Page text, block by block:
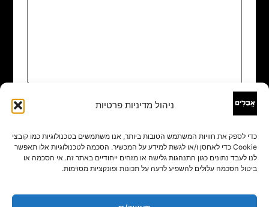
ניהול מדיניות פרטיות
כדי לספק את חוויות המשתמש הטובות ביותר, אנו משתמשים בטכנולוגיות כמו קובצי
Cookie כדי לאחסן ו/או לגשת למידע על המכשיר. הסכמה לטכנולוגיות אלו תאפשר
לנו לעבד נתונים כגון התנהגות גלישה או מזהים ייחודיים באתר זה. אי הסכמה או
ביטול הסכמה עלולים להשפיע לרעה על תכונות ופונקציות מסוימות.
שם
אימייל*